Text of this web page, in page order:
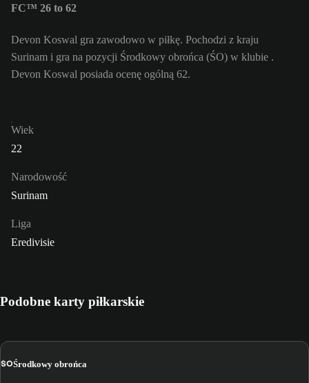
FC™ 26 to 62
Devon Koswal gra zawodowo w piłkę. Pochodzi z kraju
Surinam i gra na pozycji Środkowy obrońca (ŚO) w klubie .
Devon Koswal posiada ocenę ogólną 62.
Wiek
22
Narodowość
Surinam
Liga
Eredivisie
Podobne karty piłkarskie
ŚOŚrodkowy obrońca